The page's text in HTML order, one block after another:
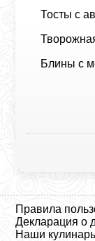
Тосты с
Блины с
Правила
Декларация о
Наши